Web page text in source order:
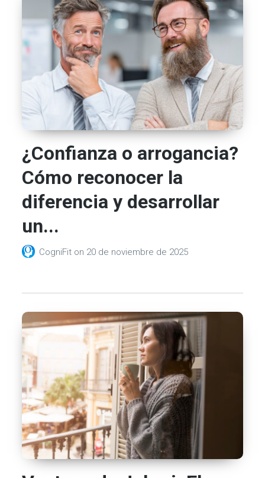
¿Confianza o arrogancia?
Cómo reconocer la
diferencia y desarrollar
un...
CogniFit on 20 de noviembre de 2025